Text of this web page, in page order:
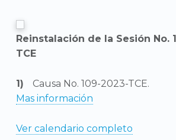
Reinstalación de la Sesión No.
TCE
Causa No. 109-2023-TCE.
Mas información
Ver calendario completo